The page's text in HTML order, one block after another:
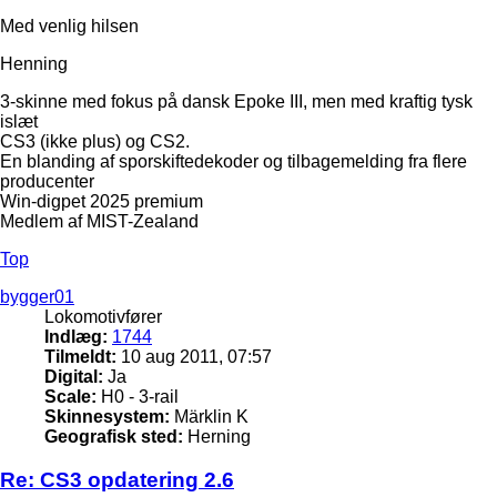
Med venlig hilsen
Henning
3-skinne med fokus på dansk Epoke III, men med kraftig tysk
islæt
CS3 (ikke plus) og CS2.
En blanding af sporskiftedekoder og tilbagemelding fra flere
producenter
Win-digpet 2025 premium
Medlem af MIST-Zealand
Top
bygger01
Lokomotivfører
Indlæg: 1744
Tilmeldt: 10 aug 2011, 07:57
Digital: Ja
Scale: H0 - 3-rail
Skinnesystem: Märklin K
Geografisk sted: Herning
Re: CS3 opdatering 2.6